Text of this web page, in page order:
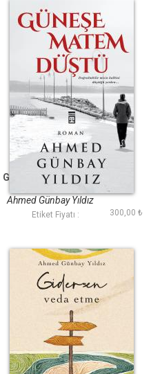
Güneşe Matem Düştü
Ahmed Günbay Yıldız
Etiket Fiyatı : 300,00 ₺